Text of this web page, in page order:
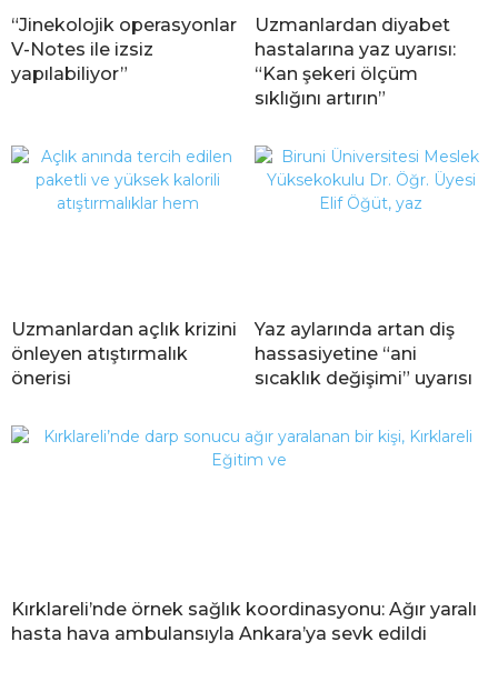
“Jinekolojik operasyonlar
V-Notes ile izsiz
yapılabiliyor”
Uzmanlardan diyabet
hastalarına yaz uyarısı:
“Kan şekeri ölçüm
sıklığını artırın”
Uzmanlardan açlık krizini
önleyen atıştırmalık
önerisi
Yaz aylarında artan diş
hassasiyetine “ani
sıcaklık değişimi” uyarısı
Kırklareli’nde örnek sağlık koordinasyonu: Ağır yaralı
hasta hava ambulansıyla Ankara’ya sevk edildi